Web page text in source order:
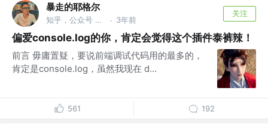
暴走的耶格尔
知乎，公众号 @暴走的耶格尔 · 3年前
关注
偏爱console.log的你，肯定会觉得这个插件泰裤辣！
前言 毋庸置疑，要说前端调试代码用的最多的，
肯定是console.log，虽然我现在 d...
561 192